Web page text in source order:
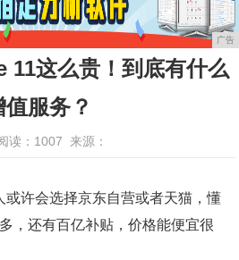
广告
11这么贵！到底有什么
值服务？
读：1007 来源：
或许会选择京东自营或者天猫，懂
，还有百亿补贴，价格能便宜很